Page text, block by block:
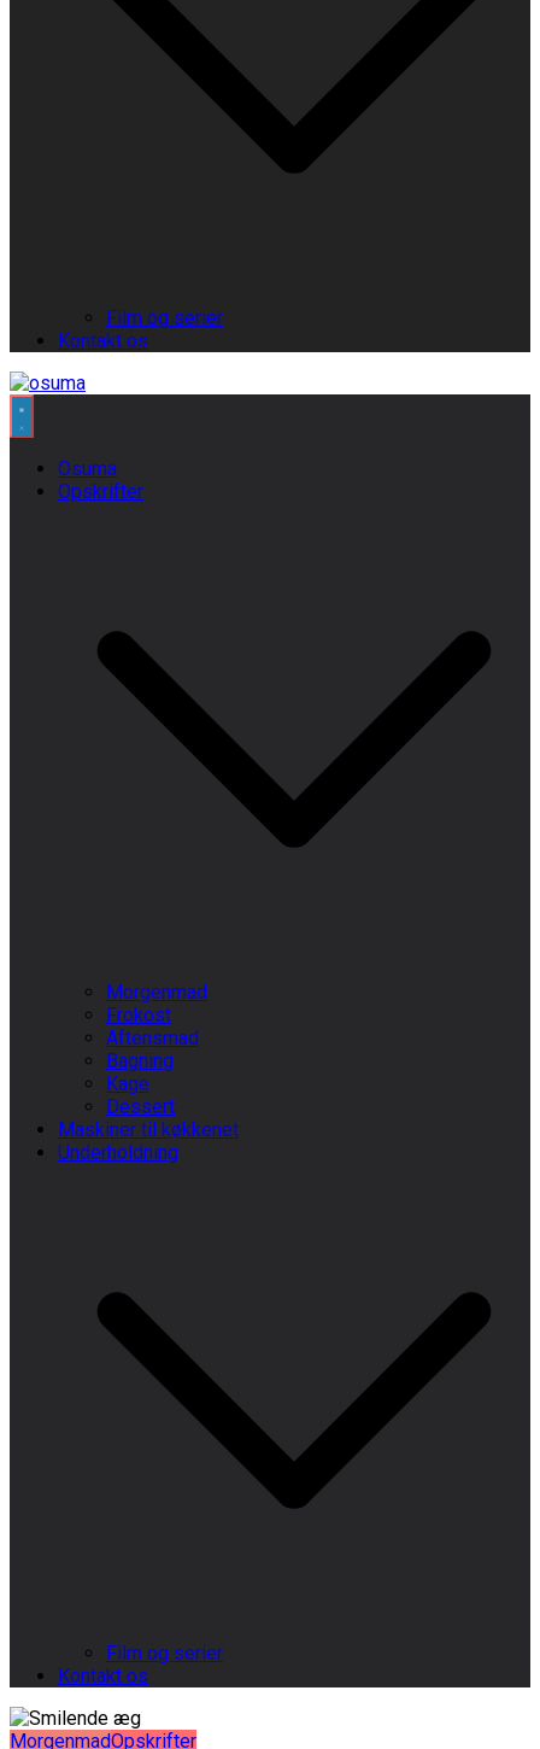
Film og serier
Kontakt os
Osuma
Opskrifter
Morgenmad
Frokost
Aftensmad
Bagning
Kage
Dessert
Maskiner til køkkenet
Underholdning
Film og serier
Kontakt os
MorgenmadOpskrifter